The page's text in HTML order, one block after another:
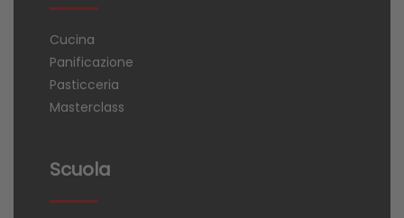
Cucina
Panificazione
Pasticceria
Masterclass
Scuola